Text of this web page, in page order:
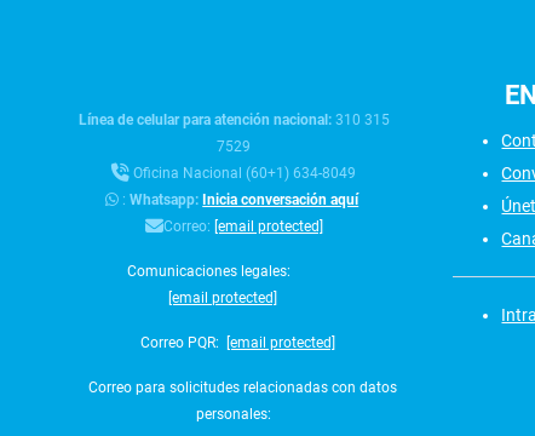
Línea de celular para atención nacional: 310 315
7529
Oficina Nacional (60+1) 634-8049
:Whatsapp:Inicia conversación aquí
Correo: [email protected]
Comunicaciones legales:
[email protected]
Correo PQR: [email protected]
Correo para solicitudes relacionadas con datos
personales: